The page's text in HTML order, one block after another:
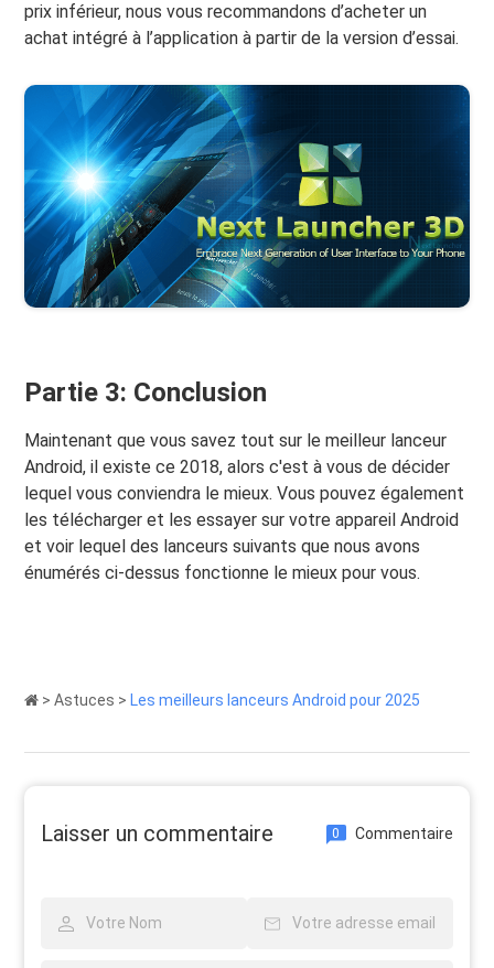
prix inférieur, nous vous recommandons d’acheter un
achat intégré à l’application à partir de la version d’essai.
Partie 3: Conclusion
Maintenant que vous savez tout sur le meilleur lanceur
Android, il existe ce 2018, alors c'est à vous de décider
lequel vous conviendra le mieux. Vous pouvez également
les télécharger et les essayer sur votre appareil Android
et voir lequel des lanceurs suivants que nous avons
énumérés ci-dessus fonctionne le mieux pour vous.
>Astuces > Les meilleurs lanceurs Android pour 2025
Laisser un commentaire 0 Commentaire